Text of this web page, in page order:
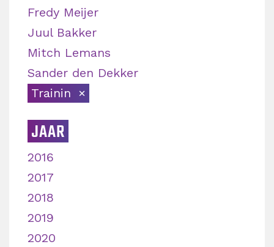
Fredy Meijer
Juul Bakker
Mitch Lemans
Sander den Dekker
Trainin
JAAR
2016
2017
2018
2019
2020